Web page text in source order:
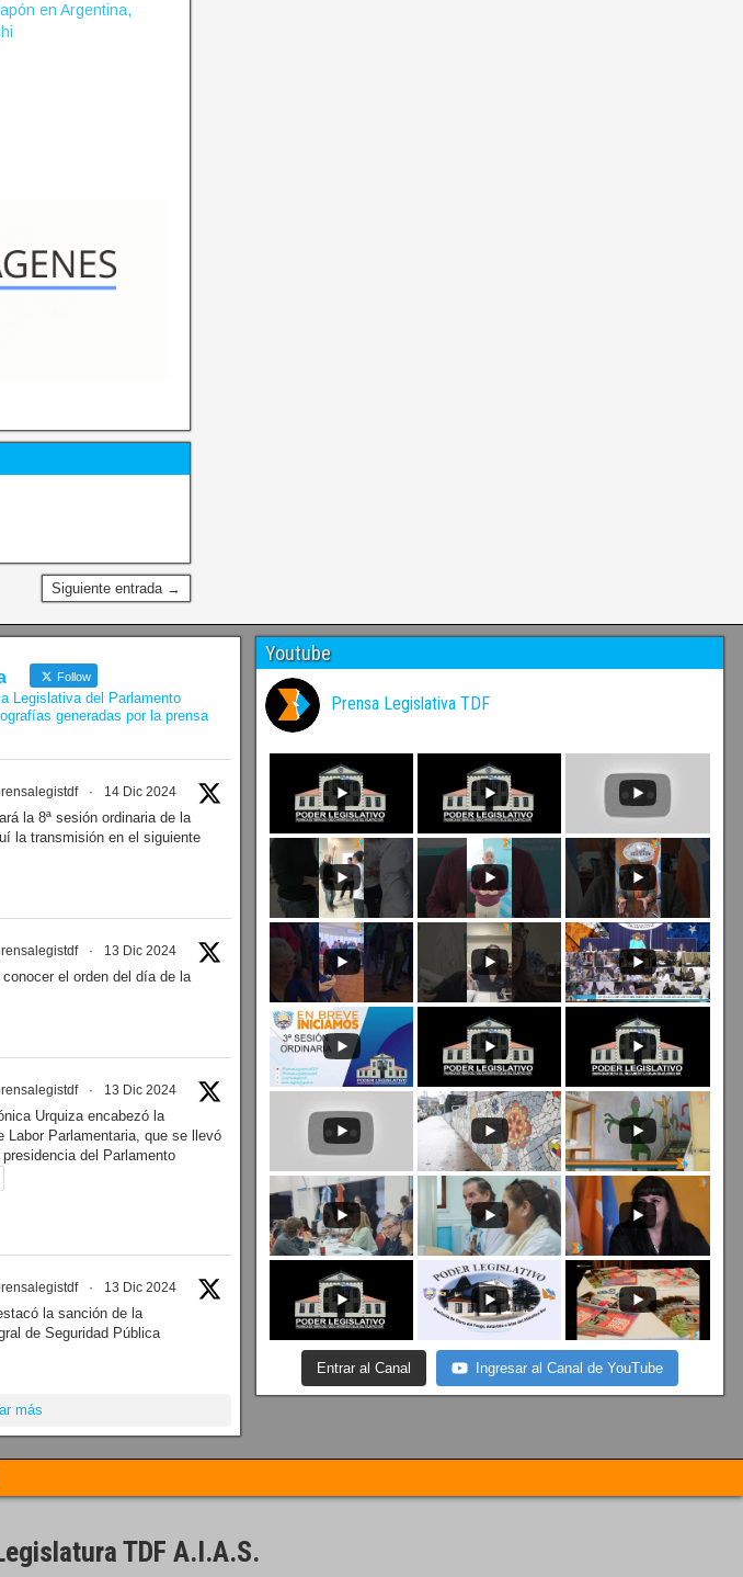
en Argentina,
Siguiente entrada →
Follow
Legislativa del Parlamento
generadas por la prensa
· 14 Dic 2024
la 8ª sesión ordinaria de la
la transmisión en el siguiente
· 13 Dic 2024
el orden del día de la
· 13 Dic 2024
Urquiza encabezó la
Labor Parlamentaria, que se llevó
del Parlamento
· 13 Dic 2024
la sanción de la
de Seguridad Pública
más
Youtube
Prensa Legislativa TDF
Entrar al Canal Ingresar al Canal de YouTube
TDF A.I.A.S.